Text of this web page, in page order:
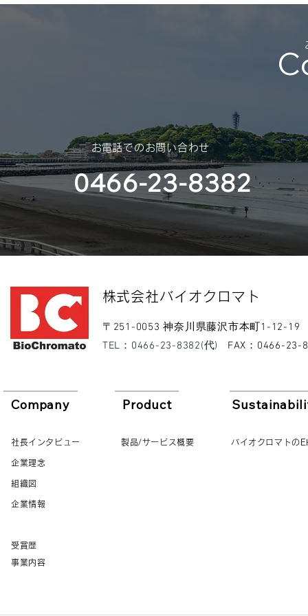
​お電話でのお問い合わせ
0466-23-8382
​株式会社バイオクロマト​
​〒251-0053 神奈川県藤沢市本町1-12-19
​TEL：0466-23-8382(代)
​FAX：0466-23-
Company
社長インタビュー
企業理念
組織図
企業情報
受賞歴
Product
製品/サービス概要
事業内容
バイオクロマトの